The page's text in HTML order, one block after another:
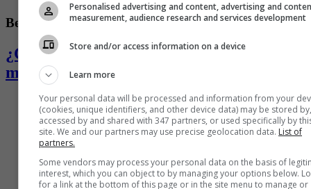
Belleza
¿Cómo puedo combatir la dilatación de
mis poros?
Personalised advertising and content, advertising and
measurement, audience research and services development
Store and/or access information on a device
Learn more
Your personal data will be processed and information from your
(cookies, unique identifiers, and other device data) may be stored by,
accessed by and shared with 347 partners, or used specifically by
site. We and our partners may use precise geolocation data. List of
partners.
Some vendors may process your personal data on the basis of
interest, which you can object to by managing your options below.
for a link at the bottom of this page or in the site menu to manage or